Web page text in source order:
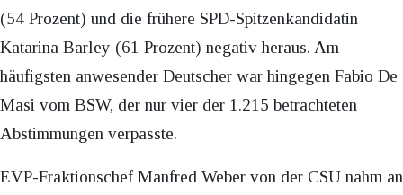
(54 Prozent) und die frühere SPD-Spitzenkandidatin
Katarina Barley (61 Prozent) negativ heraus. Am
häufigsten anwesender Deutscher war hingegen Fabio De
Masi vom BSW, der nur vier der 1.215 betrachteten
Abstimmungen verpasste.
EVP-Fraktionschef Manfred Weber von der CSU nahm an